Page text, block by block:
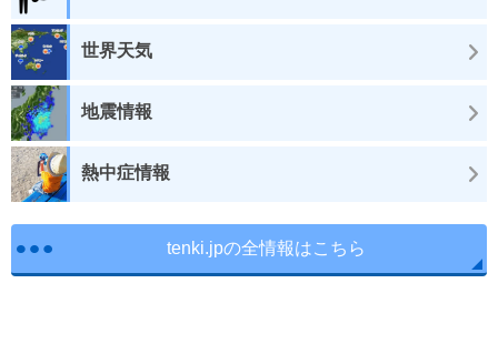
世界天気
地震情報
熱中症情報
tenki.jpの全情報はこちら